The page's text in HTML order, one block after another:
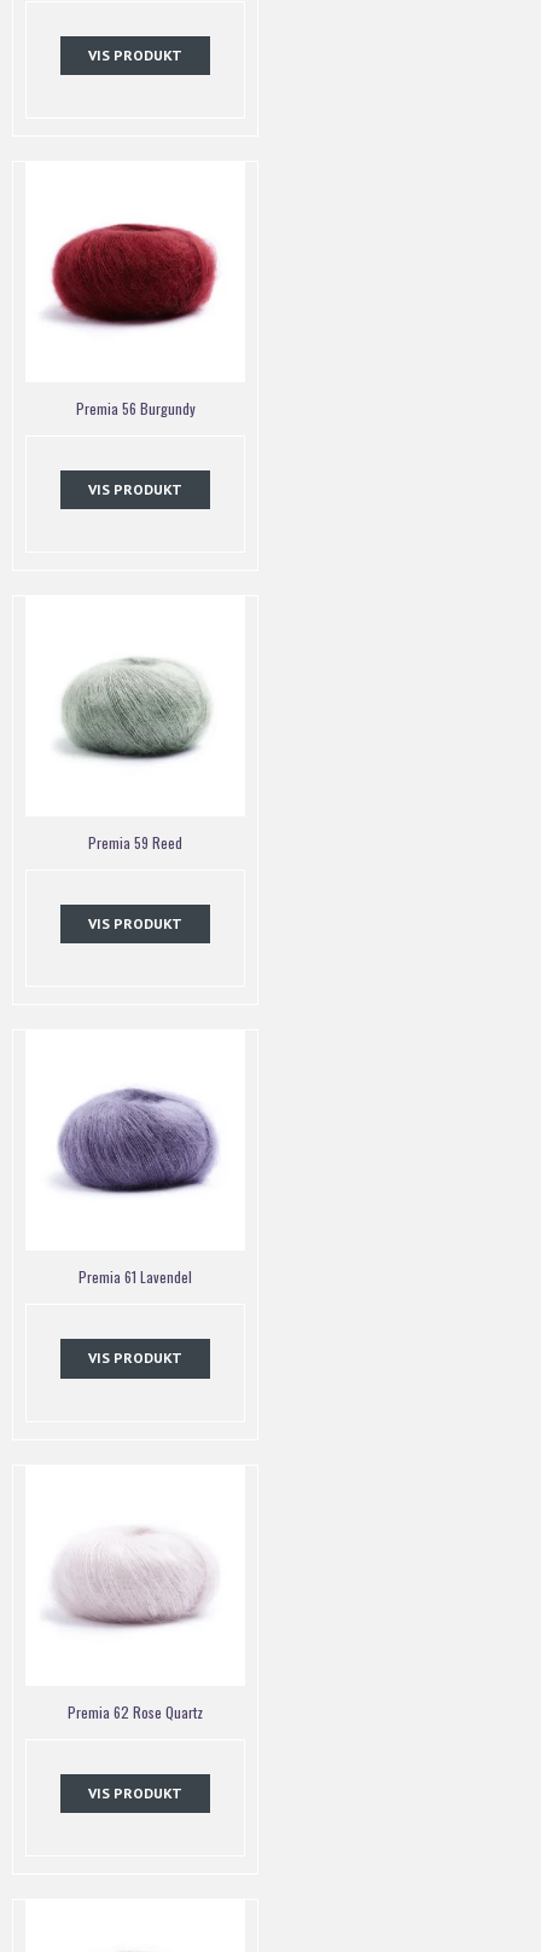
VIS PRODUKT
Premia 56 Burgundy
VIS PRODUKT
Premia 59 Reed
VIS PRODUKT
Premia 61 Lavendel
VIS PRODUKT
Premia 62 Rose Quartz
VIS PRODUKT